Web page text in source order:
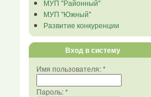
МУП "Районный"
МУП "Южный"
Развитие конкуренции
Вход в систему
Имя пользователя:*
Пароль:*